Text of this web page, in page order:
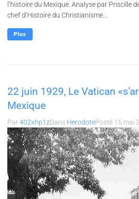
l’histoire du Mexique. Analyse par Priscille
chef d’Histoire du Christianisme...
Plus
22 juin 1929, Le Vatican
Mexique
Par402xhp1zDans HerodotePosté 15 mai